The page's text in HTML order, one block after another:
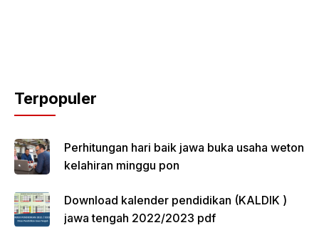
Terpopuler
Perhitungan hari baik jawa buka usaha weton
kelahiran minggu pon
Download kalender pendidikan (KALDIK )
jawa tengah 2022/2023 pdf